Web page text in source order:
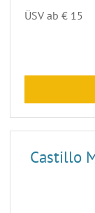
ÜSV ab € 15
25
Castillo